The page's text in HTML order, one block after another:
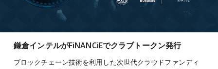
鎌倉インテルがFiNANCiEでクラブトークン発行
ブロックチェーン技術を利用した次世代クラウドファンディ